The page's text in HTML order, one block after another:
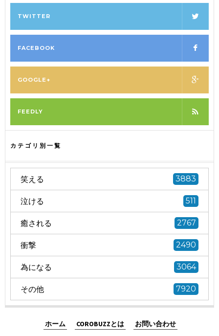
TWITTER
FACEBOOK
GOOGLE+
FEEDLY
カテゴリ別一覧
笑える 3883
泣ける 511
癒される 2767
衝撃 2490
為になる 3064
その他 7920
ホーム COROBUZZとは お問い合わせ